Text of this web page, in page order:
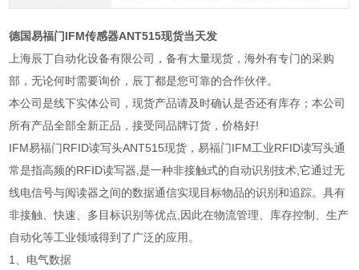
德国易福门IFM传感器ANT515现货当天发
上海辰丁自动化设备有限公司，备有大量现货，海外有专门的采购
部，无论何时需要询价，辰丁都是您可靠的合作伙伴。
本公司是线下实体公司，现货产品请及时确认是否还有库存；本公司
所有产品全部全新正品，接受同品牌订货，价格好!
IFM易福门RFID读写头ANT515现货，易福门IFM工业RFID读写头通
常是指高频的RFID读写器,是一种非接触式的自动识别技术,它通过无
线电信号与阅读器之间的数据通信实现目标物品的识别和追踪。具有
非接触、快速、多目标识别等优点,因此在物流管理、库存控制、生产
自动化等工业领域得到了广泛的应用。
1、电气数据